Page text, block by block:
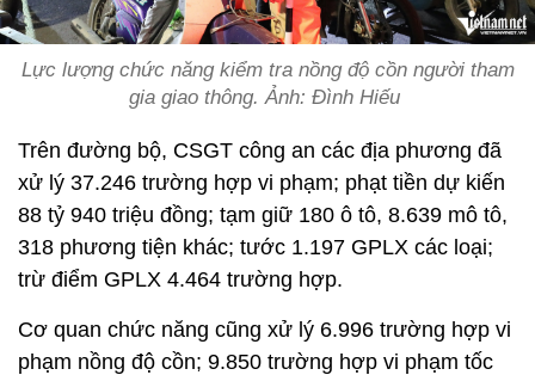
Lực lượng chức năng kiểm tra nồng độ cồn người tham
gia giao thông. Ảnh: Đình Hiếu
Trên đường bộ, CSGT công an các địa phương đã
xử lý 37.246 trường hợp vi phạm; phạt tiền dự kiến
88 tỷ 940 triệu đồng; tạm giữ 180 ô tô, 8.639 mô tô,
318 phương tiện khác; tước 1.197 GPLX các loại;
trừ điểm GPLX 4.464 trường hợp.
Cơ quan chức năng cũng xử lý 6.996 trường hợp vi
phạm nồng độ cồn; 9.850 trường hợp vi phạm tốc